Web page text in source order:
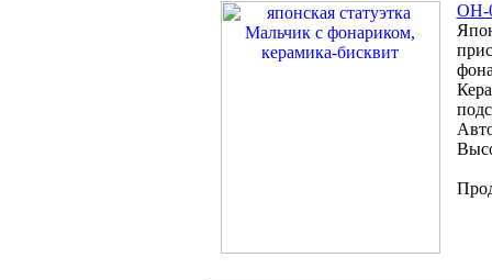
OH-